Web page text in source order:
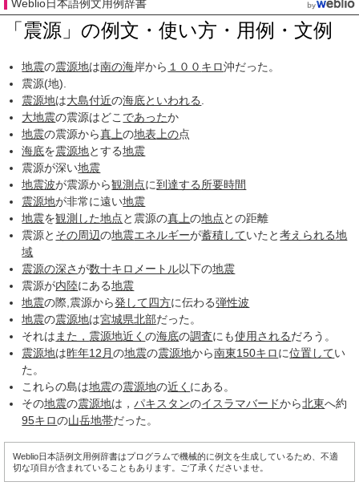
Weblio日本語例文用例辞書
「震源」の例文・使い方・用例・文例
地震の震源地は南の海岸から １００ キロ沖だった。
震源(地).
震源地は大島付近の海底といわれる
大地震の震源はどこ であったか
地震の震源から真上の地表 上の点
海底を震源地とする地震
震源が深い地震
地震波が震源から観測点に到達する所要時間
震源地が非常に遠い地震
地震を観測した地点と震源の真上の地点との距離
震源と その周辺の地震エネルギーが蓄積していたと考えられる地
域
震源の深さが数十キロメートル以下の地震
震源が内陸にある地震
地震の際,震源から発して四方に伝わる弾性波
地震の震源地は宮城県北部だった。
それは また， 震源地近くの海底の調査にも使用されるだろう。
震源地は昨年12月の地震の震源地から南東150キロに位置してい
た。
これらの島は地震の震源地の近く にある。
その地震の震源地は，パキスタンのイスラマバードから北東へ約
95キロの山岳地帯だった。
Weblio日本語例文用例辞書はプログラムで機械的に例文を生成しているため、不適
切な項目が含まれていることもあります。ご了承くださいませ。